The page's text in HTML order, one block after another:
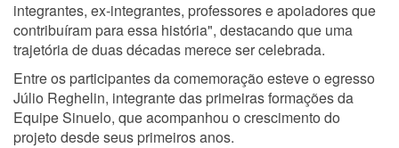
integrantes, ex-integrantes, professores e apoiadores que
contribuíram para essa história", destacando que uma
trajetória de duas décadas merece ser celebrada.
Entre os participantes da comemoração esteve o egresso
Júlio Reghelin, integrante das primeiras formações da
Equipe Sinuelo, que acompanhou o crescimento do
projeto desde seus primeiros anos.